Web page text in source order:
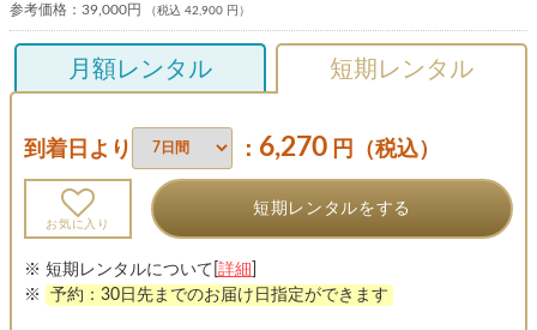
参考価格： 39,000円 （税込 42,900 円）
月額レンタル 短期レンタル
到着日より ： 6,270 円（税込）
お気に入り
短期レンタルをする
※ 短期レンタルについて[ 詳細
※
予約：30日先までのお届け日指定ができます